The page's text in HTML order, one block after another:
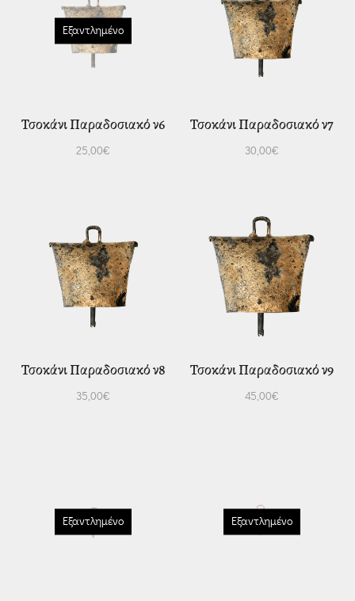
Εξαντλημένο
Τσοκάνι Παραδοσιακό ν6
25,00€
Τσοκάνι Παραδοσιακό ν7
30,00€
Τσοκάνι Παραδοσιακό ν8
35,00€
Τσοκάνι Παραδοσιακό ν9
45,00€
Εξαντλημένο Εξαντλημένο